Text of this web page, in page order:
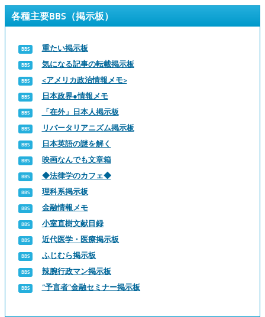
各種主要BBS（掲示板）
重たい掲示板
気になる記事の転載掲示板
<アメリカ政治情報メモ>
日本政界●情報メモ
「在外」日本人掲示板
リバータリアニズム掲示板
日本英語の謎を解く
映画なんでも文章箱
◆法律学のカフェ◆
理科系掲示板
金融情報メモ
小室直樹文献目録
近代医学・医療掲示板
ふじむら掲示板
辣腕行政マン掲示板
“予言者”金融セミナー掲示板